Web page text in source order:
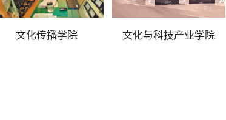
文化传播学院 文化与科技产业学院